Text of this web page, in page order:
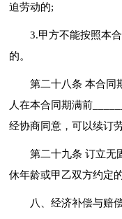
迫劳动的;
3.甲方不能按照本
的。
第二十八条 本合同
人在本合同期满前
经协商同意，可以续订
第二十九条 订立无
休年龄或甲乙双方约定
八、经济补偿与赔